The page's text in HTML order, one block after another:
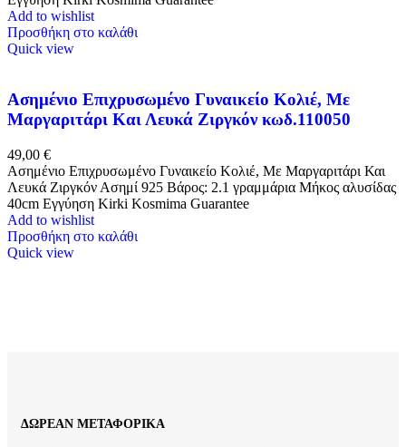
Add to wishlist
Προσθήκη στο καλάθι
Quick view
Ασημένιο Επιχρυσωμένο Γυναικείο Κολιέ, Με
Μαργαριτάρι Και Λευκά Ζιργκόν κωδ.110050
49,00 €
Ασημένιο Επιχρυσωμένο Γυναικείο Κολιέ, Με Μαργαριτάρι Και
Λευκά Ζιργκόν Ασημί 925 Βάρος: 2.1 γραμμάρια Μήκος αλυσίδας
40cm Eγγύηση Kirki Kosmima Guarantee
Add to wishlist
Προσθήκη στο καλάθι
Quick view
ΔΩΡΕΑΝ ΜΕΤΑΦΟΡΙΚΑ